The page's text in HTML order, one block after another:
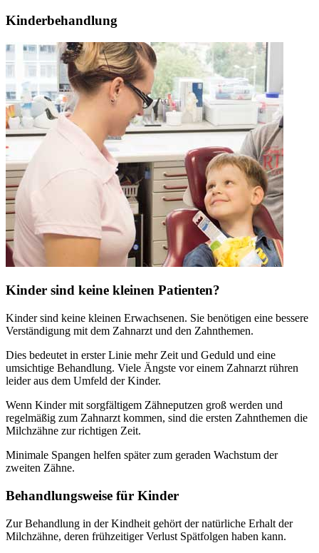
Kinderbehandlung
Kinder sind keine kleinen Patienten?
Kinder sind keine kleinen Erwachsenen. Sie benötigen eine bessere
Verständigung mit dem Zahnarzt und den Zahnthemen.
Dies bedeutet in erster Linie mehr Zeit und Geduld und eine
umsichtige Behandlung. Viele Ängste vor einem Zahnarzt rühren
leider aus dem Umfeld der Kinder.
Wenn Kinder mit sorgfältigem Zähneputzen groß werden und
regelmäßig zum Zahnarzt kommen, sind die ersten Zahnthemen die
Milchzähne zur richtigen Zeit.
Minimale Spangen helfen später zum geraden Wachstum der
zweiten Zähne.
Behandlungsweise für Kinder
Zur Behandlung in der Kindheit gehört der natürliche Erhalt der
Milchzähne, deren frühzeitiger Verlust Spätfolgen haben kann.